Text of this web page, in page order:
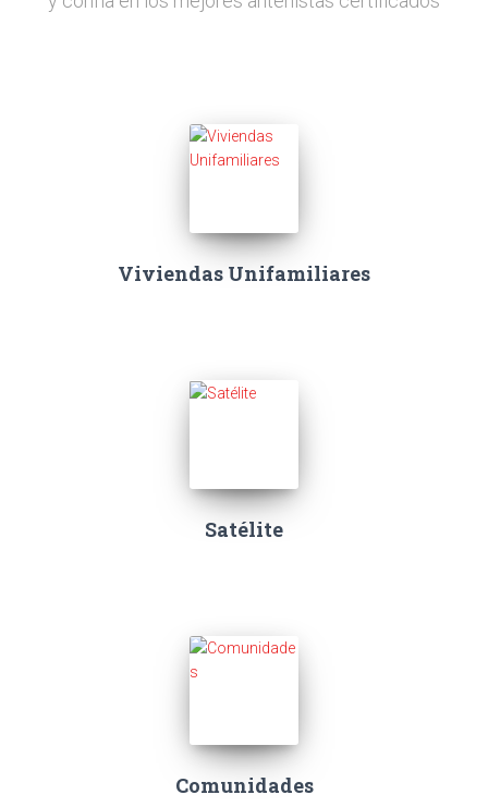
Viviendas Unifamiliares
Satélite
Comunidades